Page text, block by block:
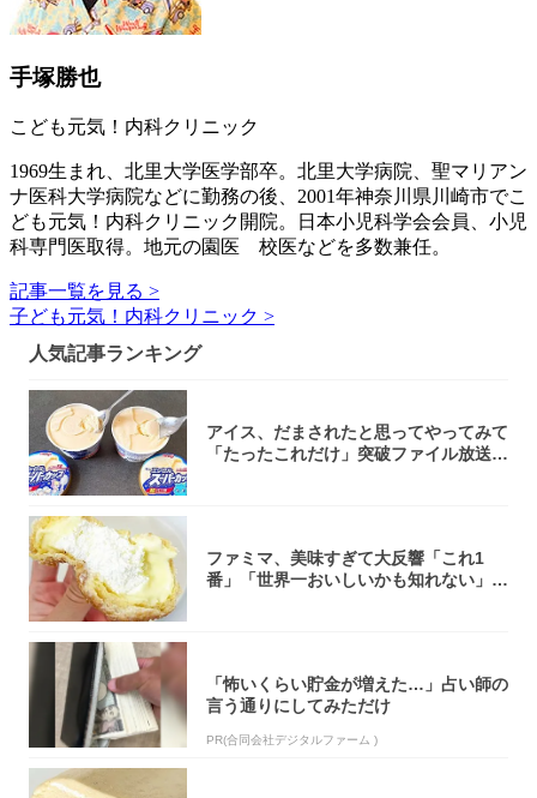
手塚勝也
こども元気！内科クリニック
1969生まれ、北里大学医学部卒。北里大学病院、聖マリアン
ナ医科大学病院などに勤務の後、2001年神奈川県川崎市でこ
ども元気！内科クリニック開院。日本小児科学会会員、小児
科専門医取得。地元の園医 校医などを多数兼任。
記事一覧を見る >
子ども元気！内科クリニック >
人気記事ランキング
アイス、だまされたと思ってやってみて
「たったこれだけ」突破ファイル放送で
ファミマ、美味すぎて大反響「これ1
番」「世界一おいしいかも知れない」
「怖いくらい貯金が増えた…」占い師の
言う通りにしてみただけ
PR(合同会社デジタルファーム )